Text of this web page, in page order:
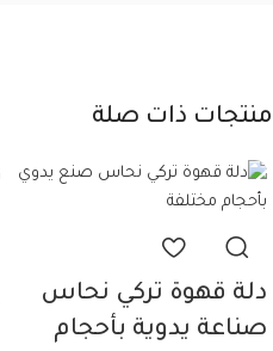
منتجات ذات صلة
دلة قهوة تركي نحاس
صناعة يدوية بأحجام